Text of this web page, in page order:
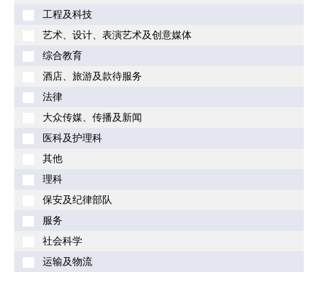
工程及科技
艺术、设计、表演艺术及创意媒体
综合教育
酒店、旅游及款待服务
法律
大众传媒、传播及新闻
医科及护理科
其他
理科
保安及纪律部队
服务
社会科学
运输及物流